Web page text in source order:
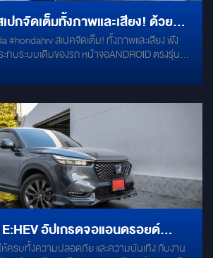
ปกจัดเต็มทั้งภาพและเสียง! ด้วย
นดรอยด์ 2K สเปกแรง พร้อมชุด
พลิเคชั่นต่างๆไปบนหน้าจอ และเพลิดเพลินกับ
ALPHA 6530
สเปคจัดเต็ม! ทั้ง
ระบบเดิมของรถ หน้า
8GB ROM 256 ( หน้าจอ 2K ) รองรับการใช้
า
Online มากมาย : YouTube / NetFlix /
BASS BOX 10"
อัปเกรดจอแอนดรอยด์
ล้อง 360 องศา และระบบเตือนจุด
มปลอดภัย และความบันเทิง กับงาน